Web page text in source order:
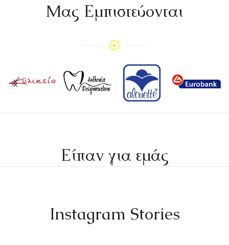
Mας Εμπιστεύονται
Είπαν για εμάς
Instagram Stories